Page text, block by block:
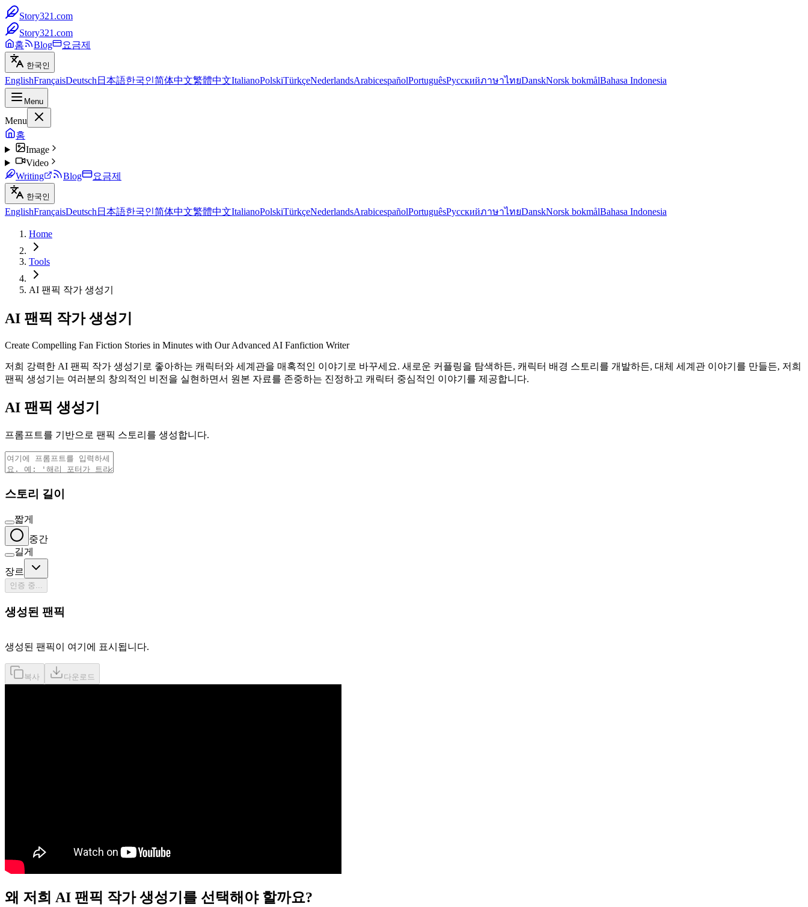
Story321.com
Story321.com
홈
Blog 요금제
한국인
EnglishFrançaisDeutsch 日本語한국인简体中文繁體中文ItalianoPolskiTürkçeNederlandsArabicespañolPortuguêsРусскийภาษาไทยDanskNorsk bokmålBahasa Indonesia
Menu
Menu
홈
Image
Video
Writing
Blog 요금제
한국인
EnglishFrançaisDeutsch 日本語한국인简体中文繁體中文ItalianoPolskiTürkçeNederlandsArabicespañolPortuguêsРусскийภาษาไทยDanskNorsk bokmålBahasa Indonesia
Home
Tools
AI 팬픽 작가 생성기
AI 팬픽 작가 생성기
Create Compelling Fan Fiction Stories in Minutes with Our Advanced AI Fanfiction Writer
저희 강력한 AI 팬픽 작가 생성기로 좋아하는 캐릭터와 세계관을 매혹적인 이야기로 바꾸세요. 새로운 커플링을 탐색하든, 캐릭터 배경 스토리를 개발하든, 대체 세계관 이야기를 만들든, 저희
팬픽 생성기는 여러분의 창의적인 비전을 실현하면서 원본 자료를 존중하는 진정하고 캐릭터 중심적인 이야기를 제공합니다.
AI 팬픽 생성기
프롬프트를 기반으로 팬픽 스토리를 생성합니다.
스토리 길이
짧게
중간
길게
장르
인증 중...
생성된 팬픽
생성된 팬픽이 여기에 표시됩니다.
복사 다운로드
왜 저희 AI 팬픽 작가 생성기를 선택해야 할까요?